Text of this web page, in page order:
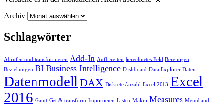
Archiv
Schlagwörter
Abrufen und transformieren Add-In Aufbereiten berechnetes Feld Bereinigen
Beziehungen BI Business Intelligence Dashboard Data Explorer Daten
Datenmodell DAX Diskrete Anzahl Excel 2013 Excel
2016 Gantt Get & transform Importieren Listen Makro Measures Menüband